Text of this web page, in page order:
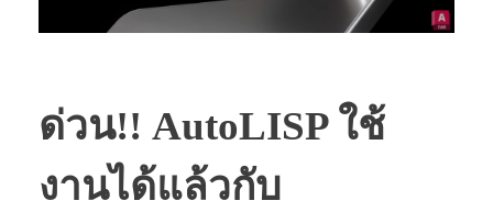
ด่วน!! AutoLISP ใช้
งานได้แล้วกับ